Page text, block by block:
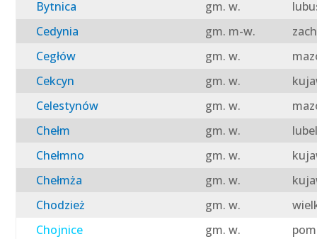
Bytnica
gm. w.
Cedynia
gm. m-w.
Cegłów
gm. w.
Cekcyn
gm. w.
Celestynów
gm. w.
Chełm
gm. w.
Chełmno
gm. w.
Chełmża
gm. w.
Chodzież
gm. w.
Chojnice
gm. w.